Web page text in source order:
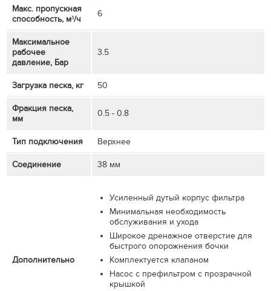
Макс. пропускная
способность, м³/ч
6
Максимальное
рабочее
давление, Бар
3.5
Загрузка песка, кг 50
Фракция песка,
мм
0.5 - 0.8
Тип подключения Верхнее
Соединение 38 мм
Дополнительно
Усиленный дутый корпус фильтра
Минимальная необходимость
обслуживания и ухода
Широкое дренажное отверстие для
быстрого опорожнения бочки
Комплектуется клапаном
Насос с префильтром с прозрачной
крышкой